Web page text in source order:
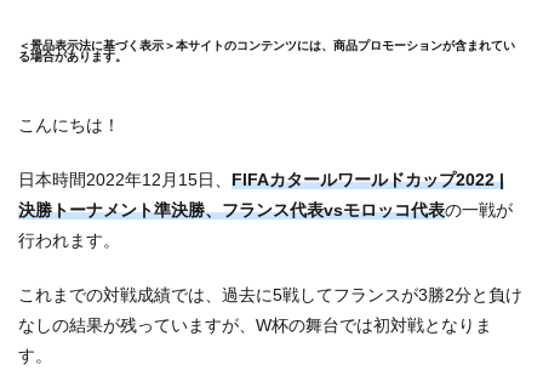
＜景品表示法に基づく表示＞本サイトのコンテンツには、商品プロモーションが含まれてい
る場合があります。
こんにちは！
日本時間2022年12月15日、 FIFAカタールワールドカップ2022 |
決勝トーナメント準決勝、フランス代表vsモロッコ代表の一戦が
行われます。
これまでの対戦成績では、過去に5戦してフランスが3勝2分と負け
なしの結果が残っていますが、W杯の舞台では初対戦となりま
す。